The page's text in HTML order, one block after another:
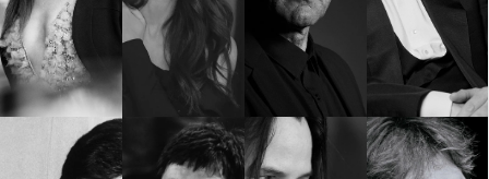
седмичния ни нюзлетър тук:
© 2026, HighViewArt | Всички права запазени